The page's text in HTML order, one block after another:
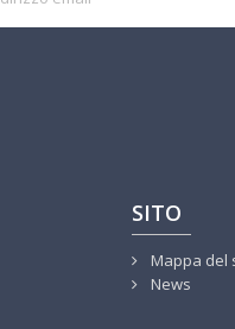
SITO
Mappa del
News